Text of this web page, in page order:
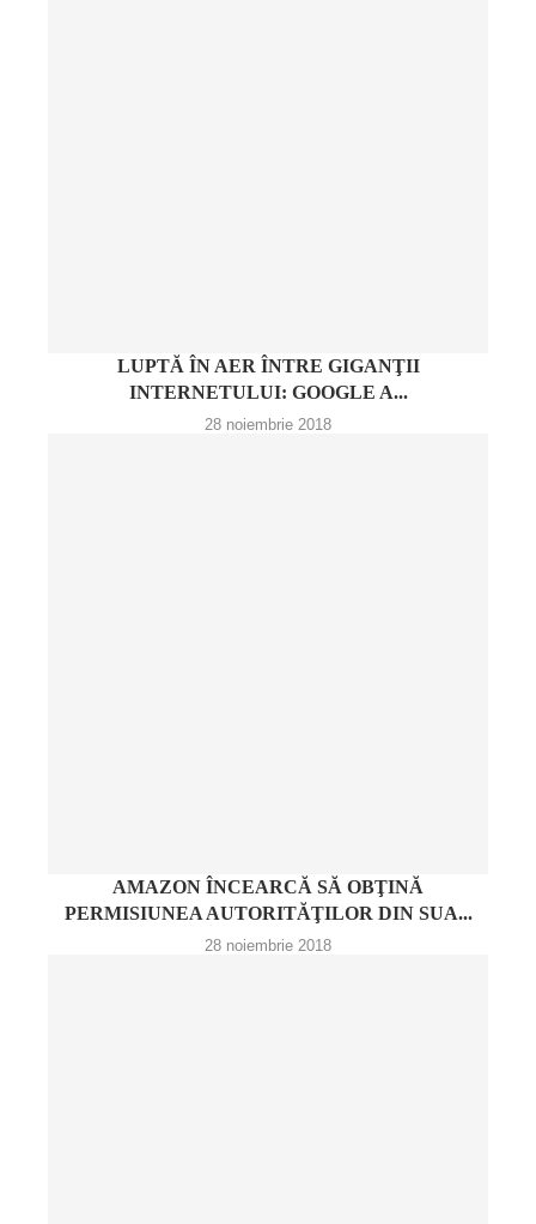
LUPTĂ ÎN AER ÎNTRE GIGANŢII
INTERNETULUI: GOOGLE A...
28 noiembrie 2018
AMAZON ÎNCEARCĂ SĂ OBŢINĂ
PERMISIUNEA AUTORITĂŢILOR DIN SUA...
28 noiembrie 2018